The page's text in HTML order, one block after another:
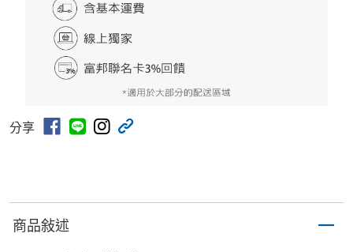
分享
商品敍述